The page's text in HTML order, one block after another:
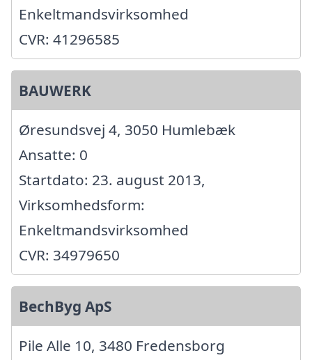
Enkeltmandsvirksomhed
CVR: 41296585
BAUWERK
Øresundsvej 4, 3050 Humlebæk
Ansatte: 0
Startdato: 23. august 2013,
Virksomhedsform:
Enkeltmandsvirksomhed
CVR: 34979650
BechByg ApS
Pile Alle 10, 3480 Fredensborg